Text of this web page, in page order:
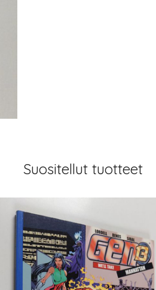
Suositellut tuotteet